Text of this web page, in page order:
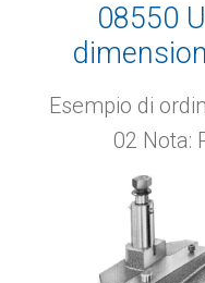
08550
Esempio di
02 Nota: